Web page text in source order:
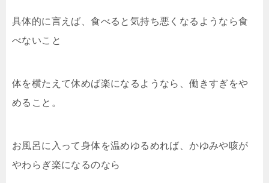
具体的に言えば、食べると気持ち悪くなるようなら食
べないこと
体を横たえて休めば楽になるようなら、働きすぎをや
めること。
お風呂に入って身体を温めゆるめれば、かゆみや咳が
やわらぎ楽になるのなら